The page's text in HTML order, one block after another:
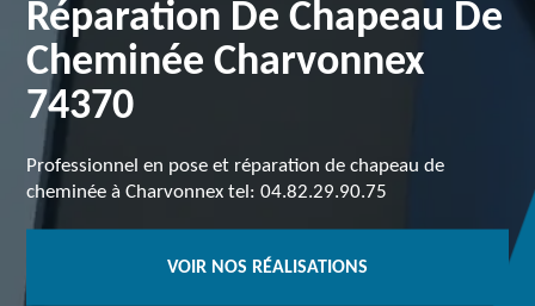
Réparation De Chapeau De
Cheminée Charvonnex
74370
Professionnel en pose et réparation de chapeau de
cheminée à Charvonnex tel: 04.82.29.90.75
VOIR NOS RÉALISATIONS